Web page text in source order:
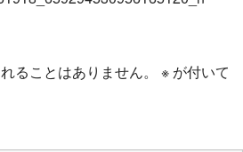
ることはありません。 ※ が付いて